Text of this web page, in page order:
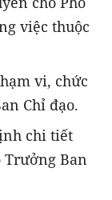
việc thuộc
vi, chức
Chỉ đạo.
chi tiết
Trưởng Ban